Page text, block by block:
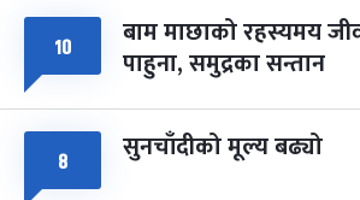
८ फागुपूर्णिमा
चैत्र ८, २०८३-Mar 22, 2027
१० बाम माछाको रहस्यमय
पाहुना, समुद्रका सन्तान
८ सुनचाँदीको मूल्य बढ्यो